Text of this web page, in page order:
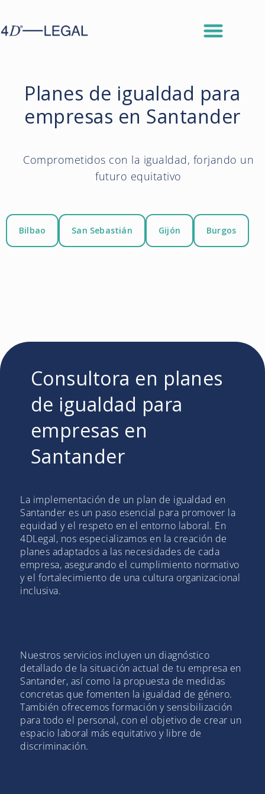
Planes de igualdad para
empresas en Santander
Comprometidos con la igualdad, forjando un
futuro equitativo
Bilbao San Sebastián Gijón Burgos
Consultora en planes
de igualdad para
empresas en
Santander
La implementación de un plan de igualdad en
Santander es un paso esencial para promover la
equidad y el respeto en el entorno laboral. En
4DLegal, nos especializamos en la creación de
planes adaptados a las necesidades de cada
empresa, asegurando el cumplimiento normativo
y el fortalecimiento de una cultura organizacional
inclusiva.
Nuestros servicios incluyen un diagnóstico
detallado de la situación actual de tu empresa en
Santander, así como la propuesta de medidas
concretas que fomenten la igualdad de género.
También ofrecemos formación y sensibilización
para todo el personal, con el objetivo de crear un
espacio laboral más equitativo y libre de
discriminación.